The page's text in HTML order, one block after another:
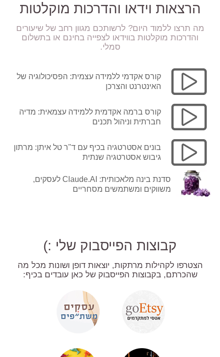
הרצאות וידאו והדרכות מוקלטות
מה תרצו ללמוד היום? לרשותכם מגוון רחב של שיעורים
והדרכות מוקלטות בווידאו לצפייה בחינם או בתשלום
סמלי.
קורס אקדמי ללמידה עצמית: הפסיכולוגיה של
האינטרנט והצרכן
קורס ברמה אקדמית ללמידה עצמאית: מדיה
חברתית וניהול תכנים
בונים אסטרטגיה בכיף עם ד"ר טל איתן: מרתון
גיבוש אסטרטגיה שנתית
סדנת בינה מלאכותית: Claude.AI לעסקים,
משווקים ומשתמשים מסחריים
קבוצות הפייסבוק שלי :)
הצטרפו לקהילות מרתקות, יוצאות דופן ושונות מכל מה
שהכרתם, בקבוצות הפייסבוק של כאן עובדים בכיף: